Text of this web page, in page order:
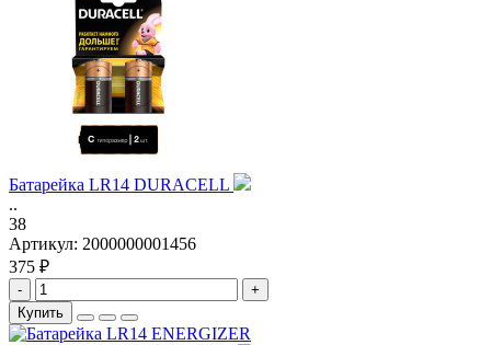
Батарейка LR14 DURACELL
..
38
Артикул: 2000000001456
375 ₽
-
+
Купить